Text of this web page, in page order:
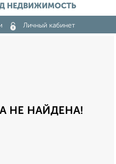
НЕДВИЖИМОСТЬ
Личный кабинет
НЕ НАЙДЕНА!